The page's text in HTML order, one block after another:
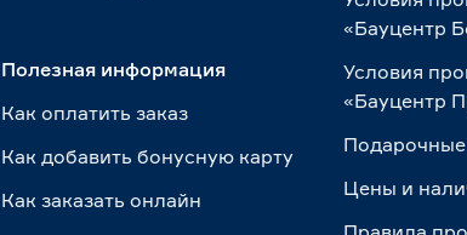
Полезная информация
Как оплатить заказ
Как добавить бонусную карту
Как заказать онлайн
«Бауцентр
Условия
«Бауцентр
Цены и